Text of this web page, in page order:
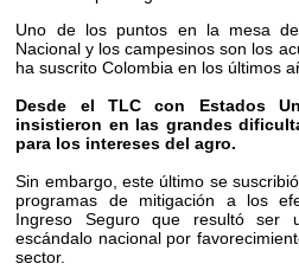
Uno de los puntos en la mesa
Nacional y los campesinos son los
ha suscrito Colombia en los últimos
Desde el TLC con Estados
insistieron en las grandes
para los intereses del agro.
Sin embargo, este último se
programas de mitigación a los
Ingreso Seguro que resultó ser
escándalo nacional por
sector.